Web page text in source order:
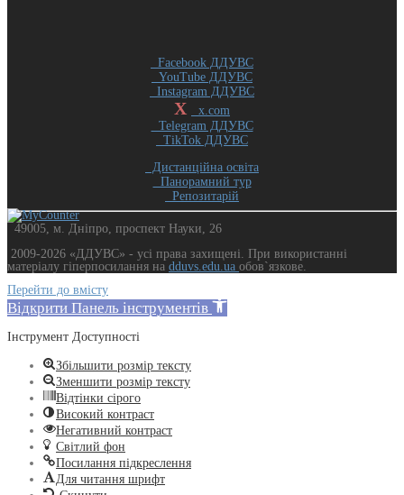
Facebook ДДУВС
YouTube ДДУВС
Instagram ДДУВС
X
x.com
Telegram ДДУВС
TikTok ДДУВС
Дистанційна освіта
Панорамний тур
Репозитарій
49005, м. Дніпро, проспект Науки, 26
2009-2026 «ДДУВС» - усi права захищенi. При використанні
матеріалу гіперпосилання на dduvs.edu.ua обов`язкове.
Перейти до вмісту
Відкрити Панель інструментів
Інструмент Доступності
Збільшити розмір тексту
Зменшити розмір тексту
Відтінки сірого
Високий контраст
Негативний контраст
Світлий фон
Посилання підкреслення
Для читання шрифт